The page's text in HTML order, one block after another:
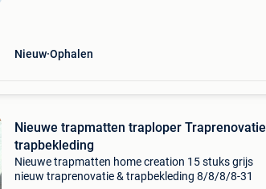
Nieuw Ophalen
Nieuwe trapmatten traploper Traprenovatie
trapbekleding
Nieuwe trapmatten home creation 15 stuks grijs
nieuw traprenovatie & trapbekleding 8/8/8/8-31